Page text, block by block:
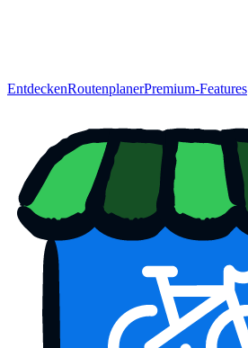
EntdeckenRoutenplanerPremium-Features